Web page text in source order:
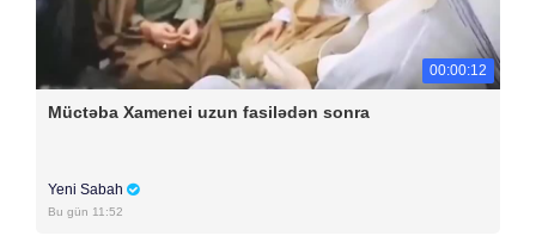
00:00:12
Müctəba Xamenei uzun fasilədən sonra
Yeni Sabah
Bu gün 11:52